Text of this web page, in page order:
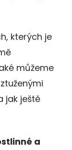
kterých je
můžeme
jak ještě
a